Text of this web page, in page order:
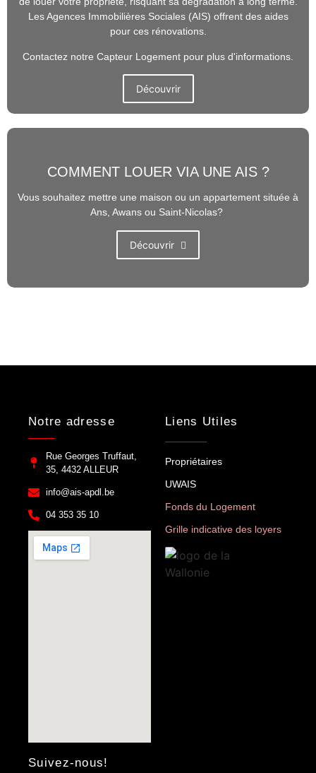
Les Agences Immobilières Sociales (AIS) offrent des aides
pour ces rénovations.
Contactez notre Capteur Logement pour plus d'informations.
Découvrir
COMMENT LOUER VIA UNE AIS ?
Vous souhaitez mettre une maison ou un appartement située à
Ans, Awans ou Saint-Nicolas?
Découvrir
Notre adresse
Rue Georges Truffaut,
35, 4432 ALLEUR
info@ais-apdl.be
04 353 35 10
Liens Utiles
Propriétaires
UWAIS
Fonds du Logement
Grille indicative des loyers
Suivez-nous!